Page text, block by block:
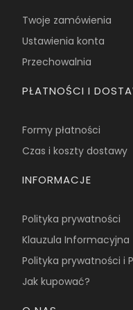
Twoje zamówienia
Ustawienia konta
Przechowalnia
PŁATNOŚCI I
Formy płatności
Czas i koszty dostawy
INFORMACJE
Polityka prywatności
Klauzula Informacyjna
Polityka prywatności i
Jak kupować?